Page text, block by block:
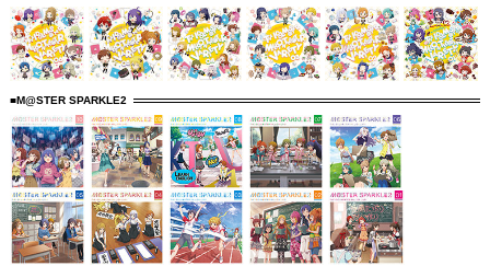
■M@STER SPARKLE2